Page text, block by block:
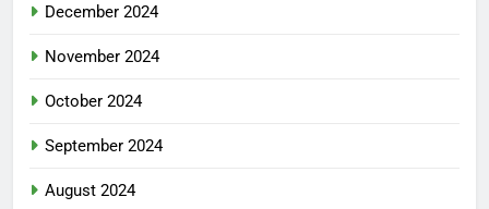
December 2024
November 2024
October 2024
September 2024
August 2024